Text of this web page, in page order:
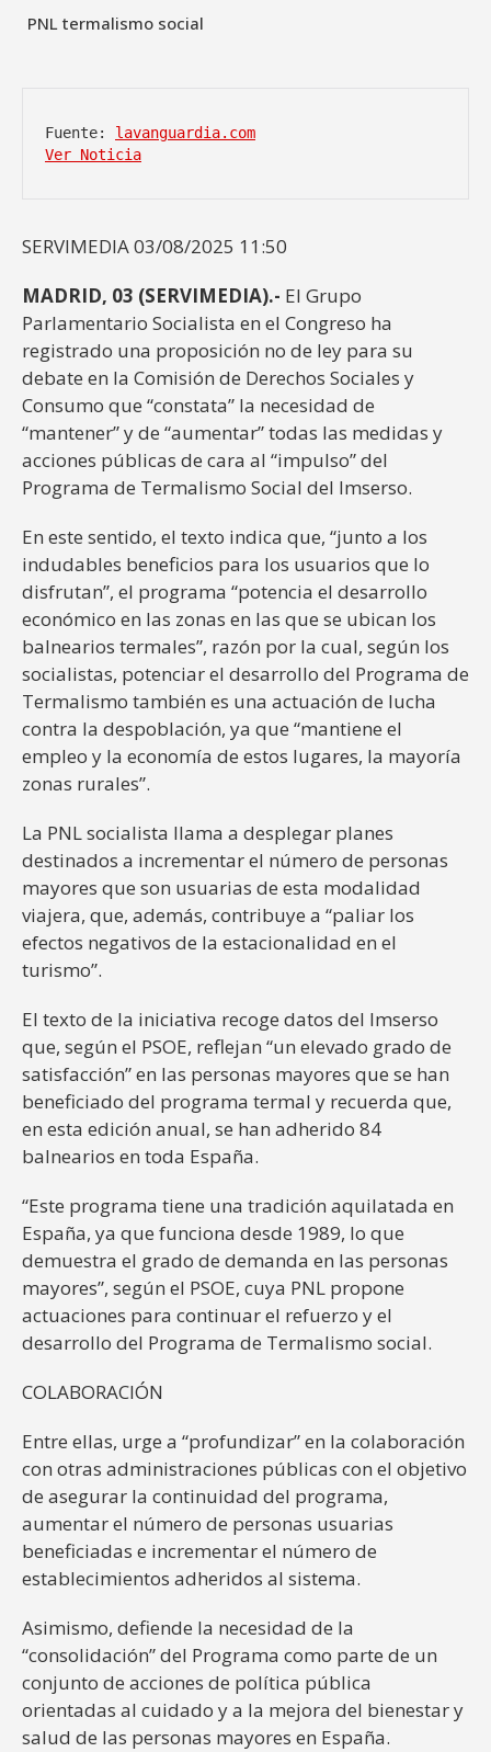
PNL termalismo social
Fuente: lavanguardia.com
Ver Noticia
SERVIMEDIA 03/08/2025 11:50
MADRID, 03 (SERVIMEDIA).- El Grupo
Parlamentario Socialista en el Congreso ha
registrado una proposición no de ley para su
debate en la Comisión de Derechos Sociales y
Consumo que “constata” la necesidad de
“mantener” y de “aumentar” todas las medidas y
acciones públicas de cara al “impulso” del
Programa de Termalismo Social del Imserso.
En este sentido, el texto indica que, “junto a los
indudables beneficios para los usuarios que lo
disfrutan”, el programa “potencia el desarrollo
económico en las zonas en las que se ubican los
balnearios termales”, razón por la cual, según los
socialistas, potenciar el desarrollo del Programa de
Termalismo también es una actuación de lucha
contra la despoblación, ya que “mantiene el
empleo y la economía de estos lugares, la mayoría
zonas rurales”.
La PNL socialista llama a desplegar planes
destinados a incrementar el número de personas
mayores que son usuarias de esta modalidad
viajera, que, además, contribuye a “paliar los
efectos negativos de la estacionalidad en el
turismo”.
El texto de la iniciativa recoge datos del Imserso
que, según el PSOE, reflejan “un elevado grado de
satisfacción” en las personas mayores que se han
beneficiado del programa termal y recuerda que,
en esta edición anual, se han adherido 84
balnearios en toda España.
“Este programa tiene una tradición aquilatada en
España, ya que funciona desde 1989, lo que
demuestra el grado de demanda en las personas
mayores”, según el PSOE, cuya PNL propone
actuaciones para continuar el refuerzo y el
desarrollo del Programa de Termalismo social.
COLABORACIÓN
Entre ellas, urge a “profundizar” en la colaboración
con otras administraciones públicas con el objetivo
de asegurar la continuidad del programa,
aumentar el número de personas usuarias
beneficiadas e incrementar el número de
establecimientos adheridos al sistema.
Asimismo, defiende la necesidad de la
“consolidación” del Programa como parte de un
conjunto de acciones de política pública
orientadas al cuidado y a la mejora del bienestar y
salud de las personas mayores en España.